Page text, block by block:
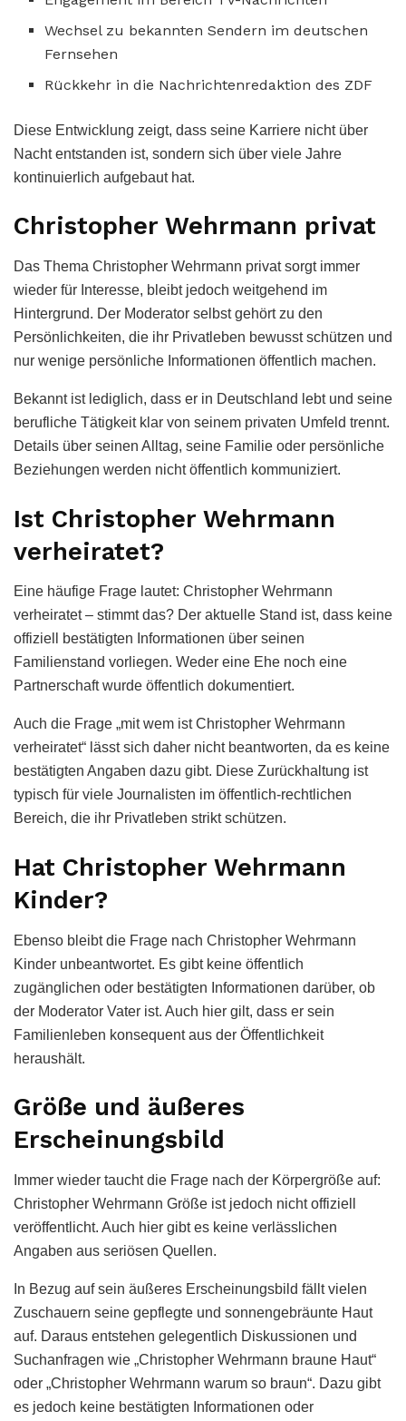
Wechsel zu bekannten Sendern im deutschen
Fernsehen
Rückkehr in die Nachrichtenredaktion des ZDF
Diese Entwicklung zeigt, dass seine Karriere nicht über
Nacht entstanden ist, sondern sich über viele Jahre
kontinuierlich aufgebaut hat.
Christopher Wehrmann privat
Das Thema Christopher Wehrmann privat sorgt immer
wieder für Interesse, bleibt jedoch weitgehend im
Hintergrund. Der Moderator selbst gehört zu den
Persönlichkeiten, die ihr Privatleben bewusst schützen und
nur wenige persönliche Informationen öffentlich machen.
Bekannt ist lediglich, dass er in Deutschland lebt und seine
berufliche Tätigkeit klar von seinem privaten Umfeld trennt.
Details über seinen Alltag, seine Familie oder persönliche
Beziehungen werden nicht öffentlich kommuniziert.
Ist Christopher Wehrmann
verheiratet?
Eine häufige Frage lautet: Christopher Wehrmann
verheiratet – stimmt das? Der aktuelle Stand ist, dass keine
offiziell bestätigten Informationen über seinen
Familienstand vorliegen. Weder eine Ehe noch eine
Partnerschaft wurde öffentlich dokumentiert.
Auch die Frage „mit wem ist Christopher Wehrmann
verheiratet“ lässt sich daher nicht beantworten, da es keine
bestätigten Angaben dazu gibt. Diese Zurückhaltung ist
typisch für viele Journalisten im öffentlich-rechtlichen
Bereich, die ihr Privatleben strikt schützen.
Hat Christopher Wehrmann
Kinder?
Ebenso bleibt die Frage nach Christopher Wehrmann
Kinder unbeantwortet. Es gibt keine öffentlich
zugänglichen oder bestätigten Informationen darüber, ob
der Moderator Vater ist. Auch hier gilt, dass er sein
Familienleben konsequent aus der Öffentlichkeit
heraushält.
Größe und äußeres
Erscheinungsbild
Immer wieder taucht die Frage nach der Körpergröße auf:
Christopher Wehrmann Größe ist jedoch nicht offiziell
veröffentlicht. Auch hier gibt es keine verlässlichen
Angaben aus seriösen Quellen.
In Bezug auf sein äußeres Erscheinungsbild fällt vielen
Zuschauern seine gepflegte und sonnengebräunte Haut
auf. Daraus entstehen gelegentlich Diskussionen und
Suchanfragen wie „Christopher Wehrmann braune Haut“
oder „Christopher Wehrmann warum so braun“. Dazu gibt
es jedoch keine bestätigten Informationen oder